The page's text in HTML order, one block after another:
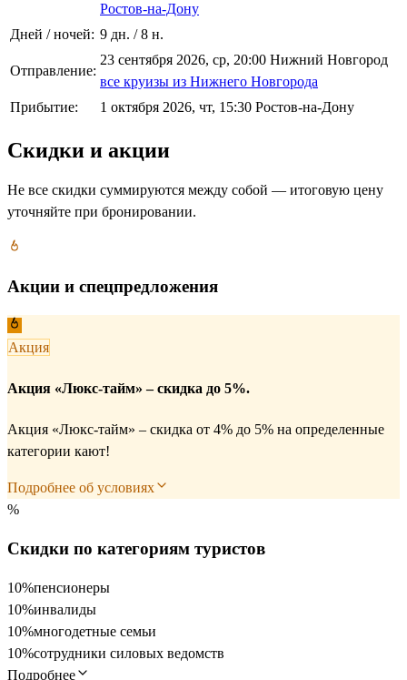
Ростов-на-Дону
Дней / ночей: 9 дн. / 8 н.
Отправление:
23 сентября 2026, ср, 20:00 Нижний Новгород
все круизы из Нижнего Новгорода
Прибытие:
1 октября 2026, чт, 15:30 Ростов-на-Дону
Скидки и акции
Не все скидки суммируются между собой — итоговую цену
уточняйте при бронировании.
Акции и спецпредложения
Акция
Акция «Люкс-тайм» – скидка до 5%.
Акция «Люкс-тайм» – скидка от 4% до 5% на определенные
категории кают!
Подробнее об условиях
%
Скидки по категориям туристов
10%пенсионеры
10%инвалиды
10%многодетные семьи
10%сотрудники силовых ведомств
Подробнее